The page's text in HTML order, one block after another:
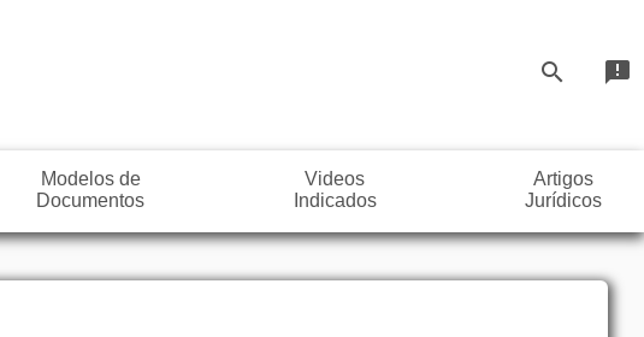
search announcement
Modelos de
Documentos
Videos
Indicados
Artigos
Jurídicos